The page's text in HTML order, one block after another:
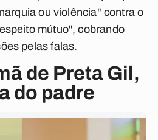
ou violência" contra o
mútuo", cobrando
pelas falas.
de Preta Gil,
do padre